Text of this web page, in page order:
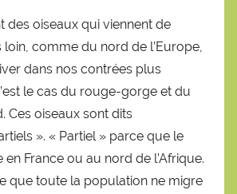
des oiseaux qui viennent de
comme du nord de l’Europe,
dans nos contrées plus
le cas du rouge-gorge et du
Ces oiseaux sont dits
». « Partiel » parce que le
en France ou au nord de l’Afrique.
que toute la population ne migre